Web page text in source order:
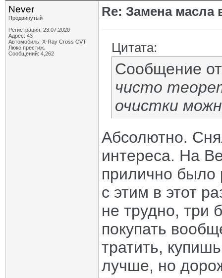
Never
Продвинутый
Регистрация: 23.07.2020
Адрес: 43
Автомобиль: X-Ray Cross CVT
Люкс престиж.
Сообщений: 4,262
Re: Замена масла
Цитата:
Сообщение
чисто
очистки
Абсолютно.
интереса. На
прилично было
с этим в этот
не трудно, три
покупать
тратить,
лучше, но